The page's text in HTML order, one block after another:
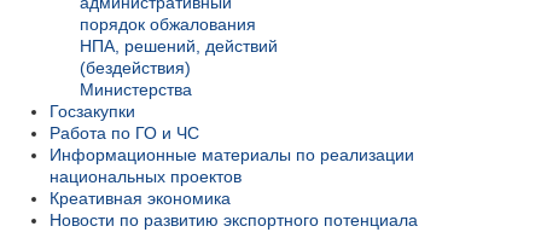
порядок обжалования
НПА, решений, действий
(бездействия)
Министерства
Госзакупки
Работа по ГО и ЧС
Информационные материалы по реализации
национальных проектов
Креативная экономика
Новости по развитию экспортного потенциала